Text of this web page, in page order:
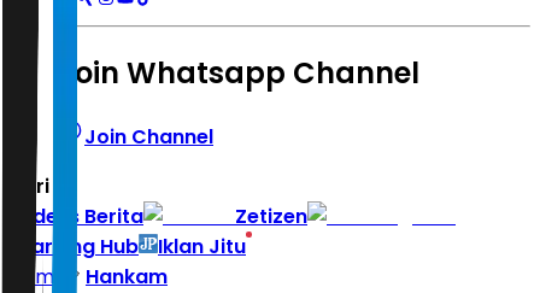
Join Whatsapp Channel
Join Channel
Hari ini
Indeks Berita
Zetizen
Learning Hub
Iklan Jitu
Home
Hankam